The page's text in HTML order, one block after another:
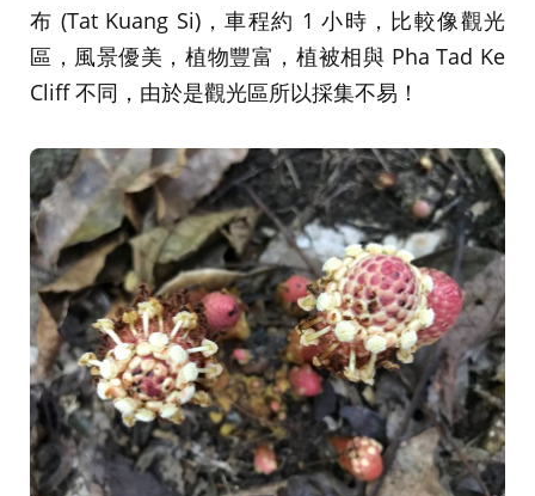
布 (Tat Kuang Si)，車程約 1 小時，比較像觀光
區，風景優美，植物豐富，植被相與 Pha Tad Ke
Cliff 不同，由於是觀光區所以採集不易！